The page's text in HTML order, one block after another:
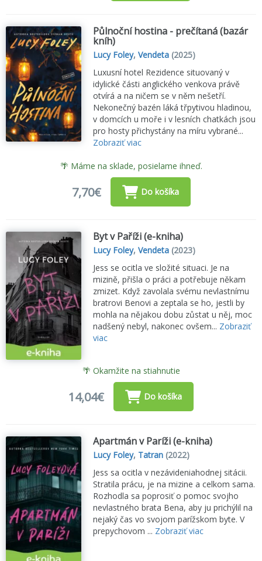
Půlnoční hostina - prečítaná (bazár
kníh)
Lucy Foley,Vendeta (2025)
Luxusní hotel Rezidence situovaný v
idylické části anglického venkova právě
otvírá a na ničem se v něm nešetří.
Nekonečný bazén láká třpytivou hladinou,
v domcích u moře i v lesních chatkách jsou
pro hosty přichystány na míru vybrané...
Zobraziť viac
🌴 Máme na sklade, posielame ihneď.
7,70€ Do košíka
Byt v Paříži (e-kniha)
Lucy Foley,Vendeta (2023)
Jess se ocitla ve složité situaci. Je na
mizině, přišla o práci a potřebuje někam
zmizet. Když zavolala svému nevlastnímu
bratrovi Benovi a zeptala se ho, jestli by
mohla na nějakou dobu zůstat u něj, moc
nadšený nebyl, nakonec ovšem... Zobraziť
viac
🌴 Okamžite na stiahnutie
14,04€ Do košíka
Apartmán v Paríži (e-kniha)
Lucy Foley, Tatran (2022)
Jess sa ocitla v nezávideniahodnej sitácii.
Stratila prácu, je na mizine a celkom sama.
Rozhodla sa poprosiť o pomoc svojho
nevlastného brata Bena, aby ju prichýlil na
nejaký čas vo svojom parížskom byte. V
prepychovom ... Zobraziť viac